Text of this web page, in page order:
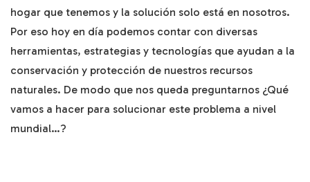
hogar que tenemos y la solución solo está en nosotros.
Por eso hoy en día podemos contar con diversas
herramientas, estrategias y tecnologías que ayudan a la
conservación y protección de nuestros recursos
naturales. De modo que nos queda preguntarnos ¿Qué
vamos a hacer para solucionar este problema a nivel
mundial…?